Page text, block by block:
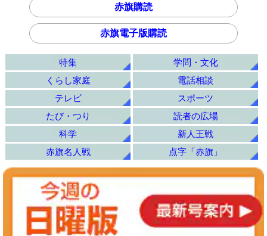
赤旗購読
赤旗電子版購読
特集
学問・文化
くらし家庭
電話相談
テレビ
スポーツ
たび・つり
読者の広場
科学
新人王戦
赤旗名人戦
点字「赤旗」